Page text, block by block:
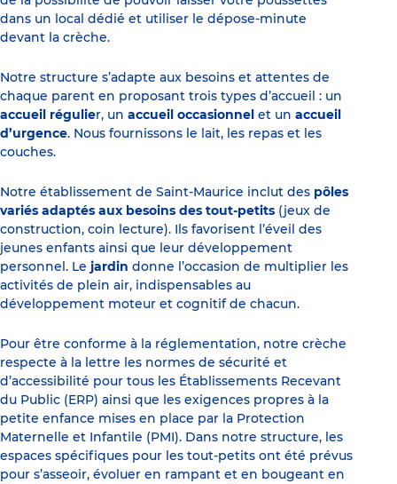
dans un local dédié et utiliser le dépose-minute
devant la crèche.
Notre structure s’adapte aux besoins et attentes de
chaque parent en proposant trois types d’accueil : un
accueil régulier, un accueil occasionnel et un accueil
d’urgence. Nous fournissons le lait, les repas et les
couches.
Notre établissement de Saint-Maurice inclut des pôles
variés adaptés aux besoins des tout-petits (jeux de
construction, coin lecture). Ils favorisent l’éveil des
jeunes enfants ainsi que leur développement
personnel. Le jardin donne l’occasion de multiplier les
activités de plein air, indispensables au
développement moteur et cognitif de chacun.
Pour être conforme à la réglementation, notre crèche
respecte à la lettre les normes de sécurité et
d’accessibilité pour tous les Établissements Recevant
du Public (ERP) ainsi que les exigences propres à la
petite enfance mises en place par la Protection
Maternelle et Infantile (PMI). Dans notre structure, les
espaces spécifiques pour les tout-petits ont été prévus
pour s’asseoir, évoluer en rampant et en bougeant en